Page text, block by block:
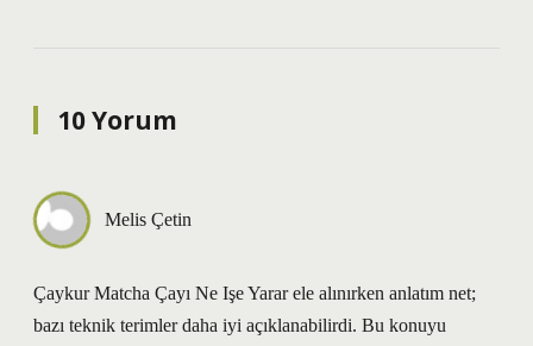
10 Yorum
Melis Çetin
Çaykur Matcha Çayı Ne Işe Yarar ele alınırken anlatım net;
bazı teknik terimler daha iyi açıklanabilirdi. Bu konuyu